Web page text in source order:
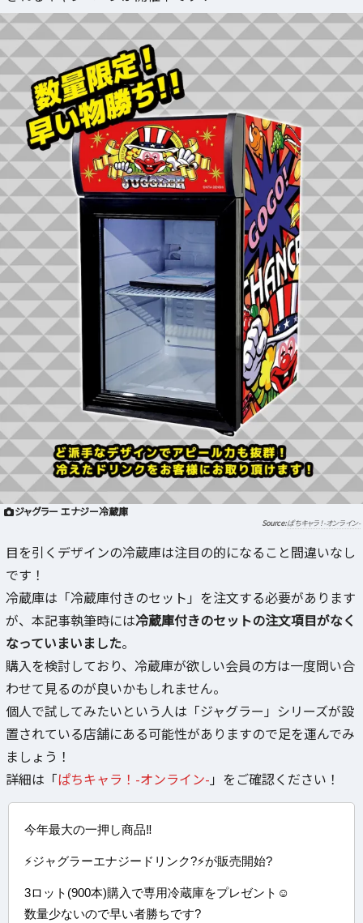
ジャグラー エナジー冷蔵庫
ぱちキャラ！-オンライン-
目を引くデザインの冷蔵庫は注目の的になること間違いなし
です！
冷蔵庫は「冷蔵庫付きのセット」を注文する必要があります
が、本記事執筆時には冷蔵庫付きのセットの注文項目がなく
なっていまいました。
購入を検討しており、冷蔵庫が欲しい会員の方は一度問い合
わせて見るのが良いかもしれません。
個人で試してみたいという人は「ジャグラー」シリーズが設
置されている店舗にある可能性がありますので足を運んでみ
ましょう！
詳細は「ぱちキャラ！-オンライン- 」をご確認ください！
今年最大の一押し商品‼️
⚡️ジャグラーエナジードリンク?⚡️が販売開始?
3ロット(900本)購入で専用冷蔵庫をプレゼント☺️
数量少ないので早い者勝ちです?